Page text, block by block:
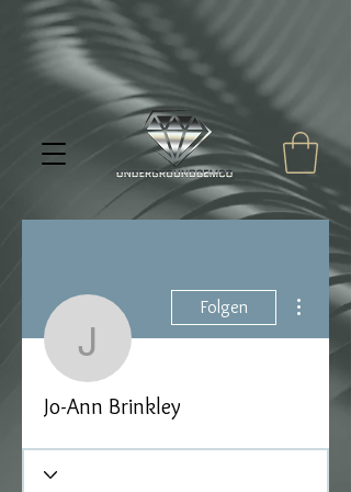
Jo-Ann Brinkley
Folgen
Jo-Ann Brinkley